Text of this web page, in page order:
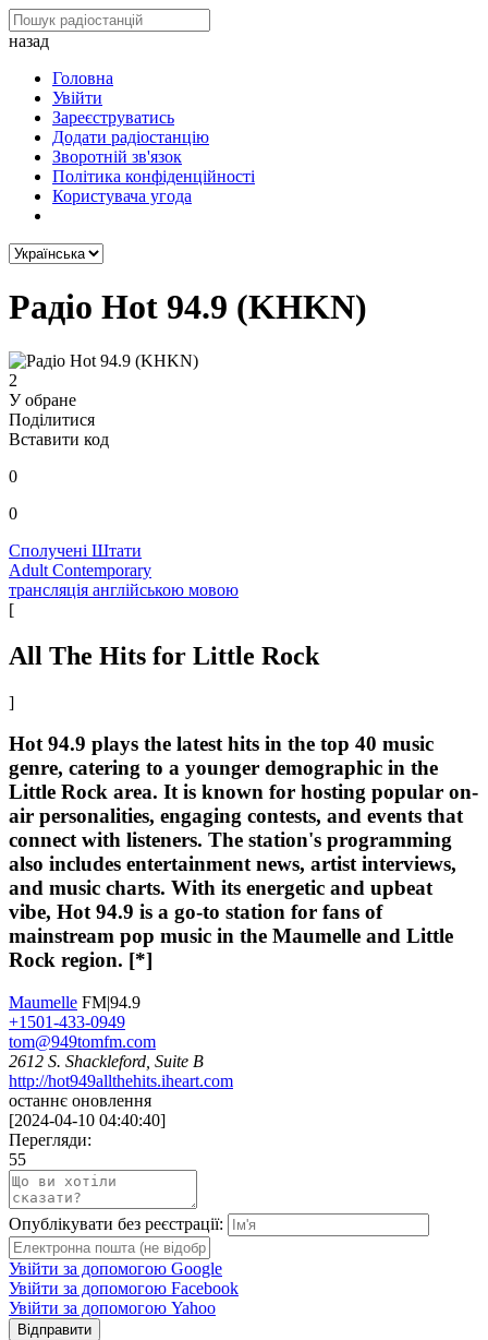
назад
Головна
Увійти
Зареєструватись
Додати радіостанцію
Зворотній зв'язок
Політика конфіденційності
Користувача угода
Радіо Hot 94.9 (KHKN)
2
У обране
Поділитися
Вставити код
0
0
Сполучені Штати
Adult Contemporary
трансляція англійською мовою
[
All The Hits for Little Rock
]
Hot 94.9 plays the latest hits in the top 40 music
genre, catering to a younger demographic in the
Little Rock area. It is known for hosting popular on-
air personalities, engaging contests, and events that
connect with listeners. The station's programming
also includes entertainment news, artist interviews,
and music charts. With its energetic and upbeat
vibe, Hot 94.9 is a go-to station for fans of
mainstream pop music in the Maumelle and Little
Rock region. [*]
Maumelle FM|94.9
+1501-433-0949
tom@949tomfm.com
2612 S. Shackleford, Suite B
http://hot949allthehits.iheart.com
останнє оновлення
[2024-04-10 04:40:40]
Перегляди:
55
Опублікувати без реєстрації:
Увійти за допомогою Google
Увійти за допомогою Facebook
Увійти за допомогою Yahoo
Відправити